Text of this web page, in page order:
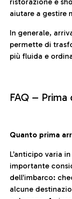
aiutare a gestire
In generale,
permette di
più fluida e
FAQ – Prima
Quanto prima
L’anticipo varia
importante
dell’imbarco:
alcune